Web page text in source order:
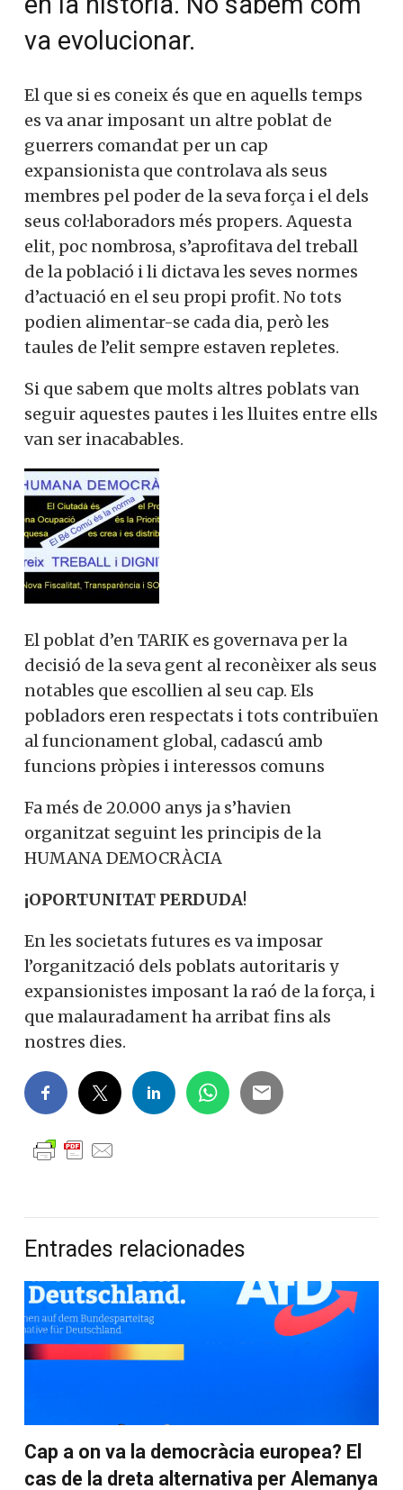
va evolucionar.
El que si es coneix és que en aquells temps
es va anar imposant un altre poblat de
guerrers comandat per un cap
expansionista que controlava als seus
membres pel poder de la seva força i el dels
seus col·laboradors més propers. Aquesta
elit, poc nombrosa, s’aprofitava del treball
de la població i li dictava les seves normes
d’actuació en el seu propi profit. No tots
podien alimentar-se cada dia, però les
taules de l’elit sempre estaven repletes.
Si que sabem que molts altres poblats van
seguir aquestes pautes i les lluites entre ells
van ser inacabables.
El poblat d’en TARIK es governava per la
decisió de la seva gent al reconèixer als seus
notables que escollien al seu cap. Els
pobladors eren respectats i tots contribuïen
al funcionament global, cadascú amb
funcions pròpies i interessos comuns
Fa més de 20.000 anys ja s’havien
organitzat seguint les principis de la
HUMANA DEMOCRÀCIA
¡OPORTUNITAT PERDUDA!
En les societats futures es va imposar
l’organització dels poblats autoritaris y
expansionistes imposant la raó de la força, i
que malauradament ha arribat fins als
nostres dies.
Entrades relacionades
Cap a on va la democràcia europea? El
cas de la dreta alternativa per Alemanya